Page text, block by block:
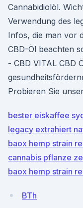
Cannabidiolöl.
Verwendung des
Infos, die man vor
CBD-Öl beachten
- CBD VITAL CBD
Probieren Sie
bester eiskaffee
legacy extrahiert
baox hemp strain
cannabis pflanze
baox hemp strain
BTh